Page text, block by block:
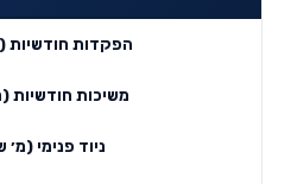
הפקדות חודשיות
משיכות חודשיות
ניוד פנימי